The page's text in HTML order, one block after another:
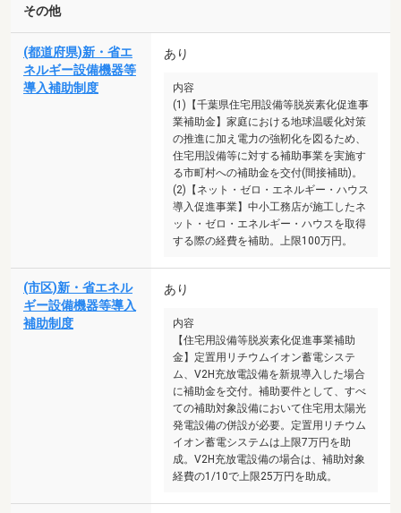
その他
(都道府県)新・省エ
ネルギー設備機器等
導入補助制度
あり
内容
(1)【千葉県住宅用設備等脱炭素化促進事
業補助金】家庭における地球温暖化対策
の推進に加え電力の強靭化を図るため、
住宅用設備等に対する補助事業を実施す
る市町村への補助金を交付(間接補助)。
(2)【ネット・ゼロ・エネルギー・ハウス
導入促進事業】中小工務店が施工したネ
ット・ゼロ・エネルギー・ハウスを取得
する際の経費を補助。上限100万円。
(市区)新・省エネル
ギー設備機器等導入
補助制度
あり
内容
【住宅用設備等脱炭素化促進事業補助
金】定置用リチウムイオン蓄電システ
ム、V2H充放電設備を新規導入した場合
に補助金を交付。補助要件として、すべ
ての補助対象設備において住宅用太陽光
発電設備の併設が必要。定置用リチウム
イオン蓄電システムは上限7万円を助
成。V2H充放電設備の場合は、補助対象
経費の1/10で上限25万円を助成。